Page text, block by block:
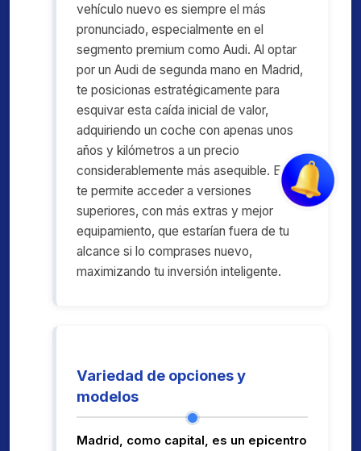
vehículo nuevo es siempre el más
pronunciado, especialmente en el
segmento premium como Audi. Al optar
por un Audi de segunda mano en Madrid,
te posicionas estratégicamente para
esquivar esta caída inicial de valor,
adquiriendo un coche con apenas unos
años y kilómetros a un precio
considerablemente más asequible. Esto
te permite acceder a versiones
superiores, con más extras y mejor
equipamiento, que estarían fuera de tu
alcance si lo comprases nuevo,
maximizando tu inversión inteligente.
Variedad de opciones y
modelos
Madrid, como capital, es un epicentro